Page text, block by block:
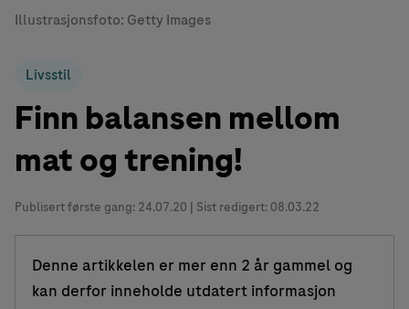
Illustrasjonsfoto: Getty Images
Livsstil
Finn balansen mellom
mat og trening!
Publisert første gang: 24.07.20 | Sist redigert: 08.03.22
Denne artikkelen er mer enn 2 år gammel og
kan derfor inneholde utdatert informasjon